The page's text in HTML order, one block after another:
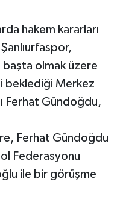
hakem kararları
olmak üzere
beklediği Merkez
Ferhat Gündoğdu,
Ferhat Gündoğdu
Federasyonu
ile bir görüşme